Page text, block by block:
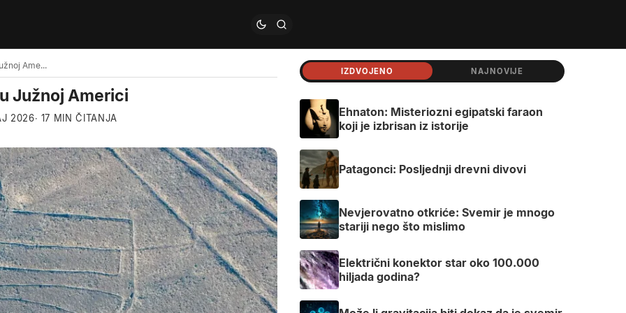
Naska linije: Misteriozni geoglifi u Južnoj Americi
Južnoj Americi
2026· 17 MIN ČITANJA
IZDVOJENO NAJNOVIJE
Ehnaton: Misteriozni egipatski faraon
koji je izbrisan iz istorije
Patagonci: Posljednji drevni divovi
Nevjerovatno otkriće: Svemir je mnogo
stariji nego što mislimo
Električni konektor star oko 100.000
hiljada godina?